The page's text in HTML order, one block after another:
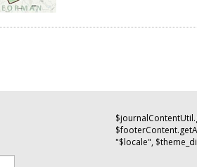
"$locale",